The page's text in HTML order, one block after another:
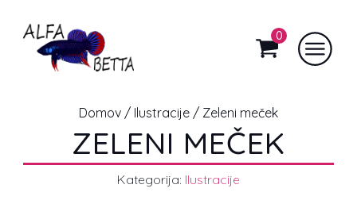
0
Domov / Ilustracije / Zeleni meček
ZELENI MEČEK
Kategorija: Ilustracije